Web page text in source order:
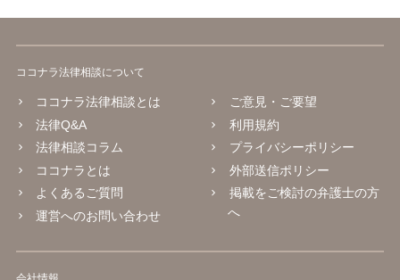
ココナラ法律相談について
ココナラ法律相談とは
法律Q&A
法律相談コラム
ココナラとは
よくあるご質問
運営へのお問い合わせ
ご意見・ご要望
利用規約
プライバシーポリシー
外部送信ポリシー
掲載をご検討の弁護士の方
へ